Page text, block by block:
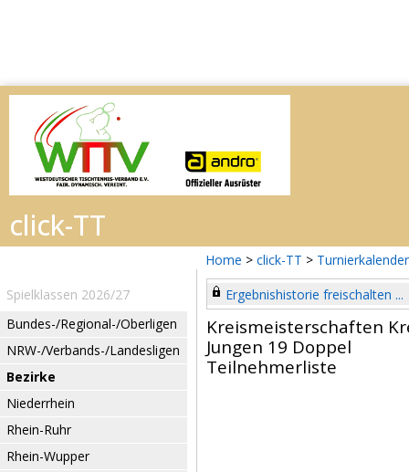
Home > click-TT > Turnierkalender
Spielklassen 2026/27
Bundes-/Regional-/Oberligen
NRW-/Verbands-/Landesligen
Bezirke
Niederrhein
Rhein-Ruhr
Rhein-Wupper
Ergebnishistorie freischalten ...
Kreismeisterschaften
Jungen 19 Doppel
Teilnehmerliste